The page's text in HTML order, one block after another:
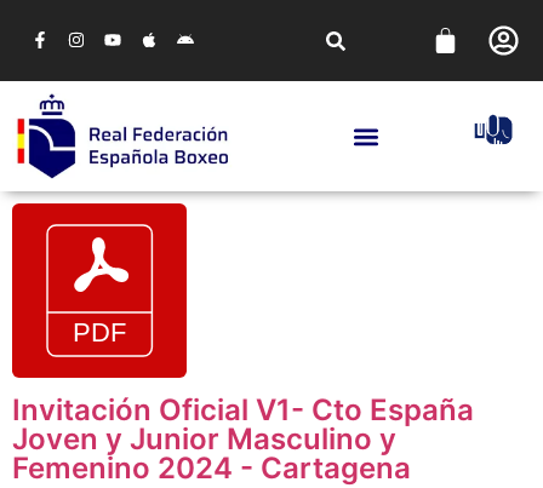
Invitación Oficial V1- Cto España
Joven y Junior Masculino y
Femenino 2024 - Cartagena